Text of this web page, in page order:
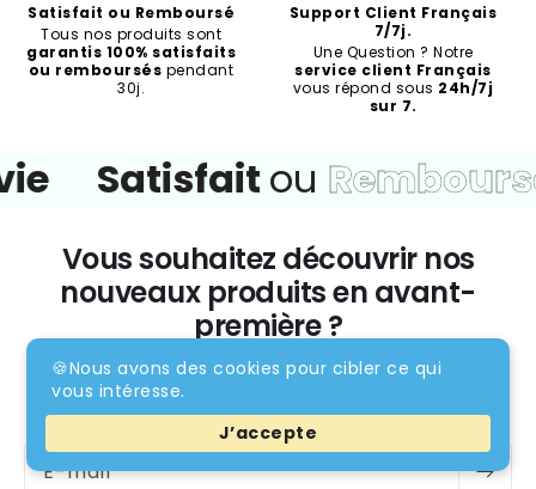
Satisfait ou Remboursé
Tous nos produits sont
garantis 100% satisfaits
ou remboursés pendant
30j.
Support Client Français
7/7j.
Une Question ? Notre
service client Français
vous répond sous 24h/7j
sur 7.
ouRemboursé
Vous souhaitez découvrir nos
nouveaux produits en avant-
première ?
Soyez le premier informé des nouvelles collections
et des offres exclusives.
E-mail
🍪Nous avons des cookies pour cibler ce qui
vous intéresse.
J’accepte